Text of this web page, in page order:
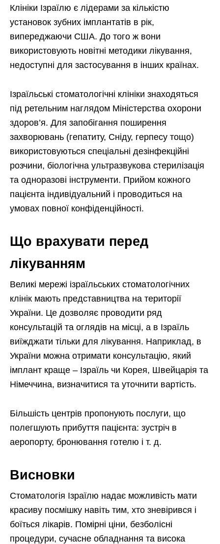
Клініки Ізраїлю є лідерами за кількістю
установок зубних імплантатів в рік,
випереджаючи США. До того ж вони
використовують новітні методики лікування,
недоступні для застосування в інших країнах.
Ізраїльські стоматологічні клініки знаходяться
під ретельним наглядом Міністерства охорони
здоров’я. Для запобігання поширення
захворювань (гепатиту, Сніду, герпесу тощо)
використовуються спеціальні дезінфекційні
розчини, біологічна ультразвукова стерилізація
та одноразові інструменти. Прийом кожного
пацієнта індивідуальний і проводиться на
умовах повної конфіденційності.
Що врахувати перед
лікуванням
Великі мережі ізраїльських стоматологічних
клінік мають представництва на території
України. Це дозволяє проводити ряд
консультацій та оглядів на місці, а в Ізраїль
виїжджати тільки для лікування. Наприклад, в
України можна отримати консультацію, який
імплант краще – Ізраїль чи Корея, Швейцарія та
Німеччина, визначитися та уточнити вартість.
Більшість центрів пропонують послуги, що
полегшують прибуття пацієнта: зустріч в
аеропорту, бронювання готелю і т. д.
Висновки
Стоматологія Ізраїлю надає можливість мати
красиву посмішку навіть тим, хто зневірився і
боїться лікарів. Помірні ціни, безболісні
процедури, сучасне обладнання та висока